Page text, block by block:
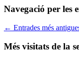
Navegació per les
← Entrades més
Més visitats de la